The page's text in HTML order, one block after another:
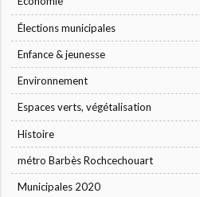
Élections municipales
Enfance & jeunesse
Environnement
Espaces verts, végétalisation
Histoire
métro Barbès Rochcechouart
Municipales 2020